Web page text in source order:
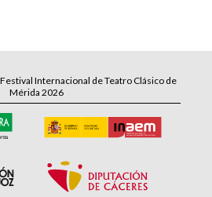
Internacional de Teatro Clásico de
Mérida 2026